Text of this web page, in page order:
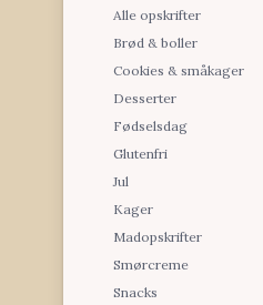
Alle opskrifter
Brød & boller
Cookies & småkager
Desserter
Fødselsdag
Glutenfri
Jul
Kager
Madopskrifter
Smørcreme
Snacks